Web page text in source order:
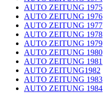
AUTO ZEITUNG 1975
AUTO ZEITUNG 1976
AUTO ZEITUNG 1977
AUTO ZEITUNG 1978
AUTO ZEITUNG 1979
AUTO ZEITUNG 1980
AUTO ZEITUNG 1981
AUTO ZEITUNG1982
AUTO ZEITUNG 1983
AUTO ZEITUNG 1984